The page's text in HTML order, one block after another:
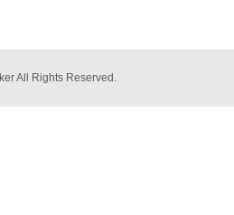
All Rights Reserved.